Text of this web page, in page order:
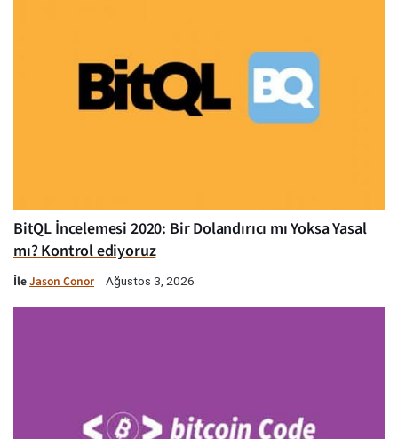
BitQL İncelemesi 2020: Bir Dolandırıcı mı Yoksa Yasal
mı? Kontrol ediyoruz
İleJason Conor Ağustos 3, 2026